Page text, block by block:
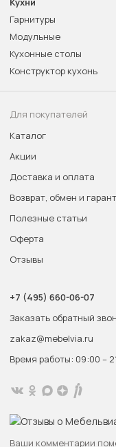
Гарнитуры
Модульные
Кухонные столы
Конструктор кухонь
Для покупателей
Каталог
Акции
Доставка и оплата
Возврат, обмен и
Полезные статьи
Оферта
Отзывы
+7 (495) 660-06-07
Заказать обратный
zakaz@mebelvia.ru
Время работы: 09:00 –
Ваши комментарии